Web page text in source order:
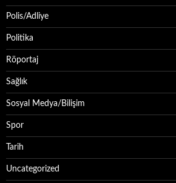
Polis/Adliye
Politika
Röportaj
Sağlık
Sosyal Medya/Bilişim
Spor
Tarih
Uncategorized